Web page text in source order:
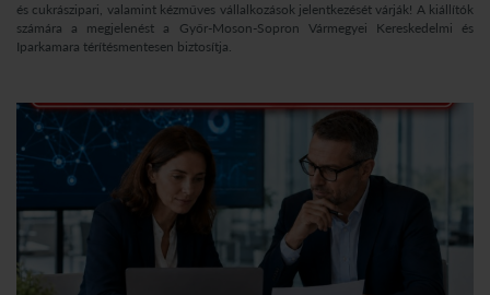
és cukrászipari, valamint kézműves vállalkozások jelentkezését várják! A kiállítók
számára a megjelenést a Győr-Moson-Sopron Vármegyei Kereskedelmi és
Iparkamara térítésmentesen biztosítja.